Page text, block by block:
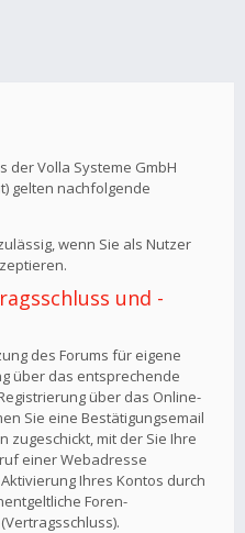
der Volla Systeme GmbH
gelten nachfolgende
wenn Sie als Nutzer
und -
des Forums für eigene
über das entsprechende
über das Online-
Sie eine Bestätigungsemail
zugeschickt, mit der Sie Ihre
einer Webadresse
Ihres Kontos durch
Foren-